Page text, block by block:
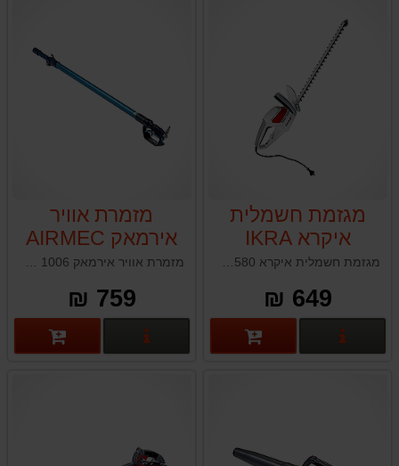
מגזמת חשמלית
איקרא IKRA
HS580
649 ₪
פרטים נוספים
מזמרת אוויר
אירמאק AIRMEC
ART1006
759 ₪
פרטים נוספים